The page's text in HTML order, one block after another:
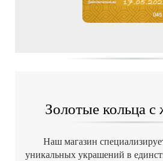
Золотые кольца
Наш магазин
уникальных украшений в